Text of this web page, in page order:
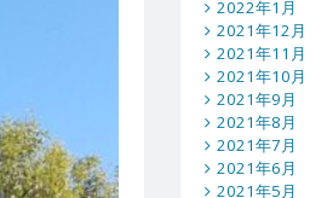
2022年1月
2021年12月
2021年11月
2021年10月
2021年9月
2021年8月
2021年7月
2021年6月
2021年5月